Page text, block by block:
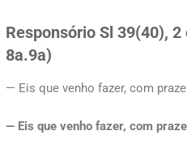
Responsório Sl 39(40),
8a.9a)
— Eis que venho fazer, com
— Eis que venho fazer, com